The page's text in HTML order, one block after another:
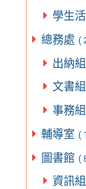
學生
總務處 (
出納組
文書組
事務組
輔導室 (
圖書館 (
資訊組